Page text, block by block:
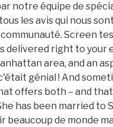
notre équipe de
les avis qui nous sont
Screen
delivered right to your
area, and an
génial ! And
offers both – and
has been married to
beaucoup de monde